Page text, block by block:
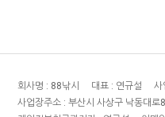
회사명 : 88낚시 대표 : 연규설 사
사업장주소 : 부산시 사상구 낙동대로